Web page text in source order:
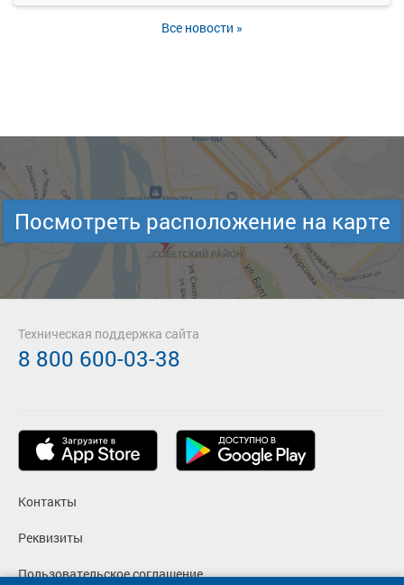
Все новости »
Посмотреть расположение на карте
Контакты
Реквизиты
Пользовательское соглашение
Техническая поддержка сайта
8 800 600-03-38